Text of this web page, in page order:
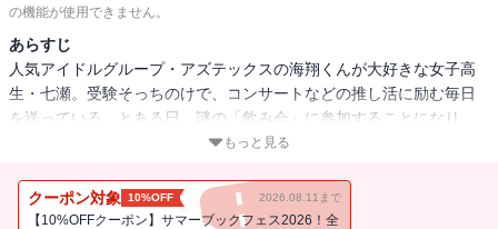
の機能が使用できません。
あらすじ
人気アイドルグループ・アズテックスの海翔くんが大好きな女子高
生・七瀬。受験そっちのけで、コンサートなどの推し活に励む毎日
を送っている。とある日、謎の「飲み会」に参加することになり、
なぜか海翔くんと同じグループのメンバー立花と知り合い、一夜を
ションです。実在の人物・団体・事件などには一切関係ありませ
ん。※本作品は単行本『トウ狂女子図鑑 ～普通じゃ足りない私たち
もっと見る
クーポン対象 10%OFF 2026.08.11まで
【10%OFFクーポン】サマーブックフェス2026！全